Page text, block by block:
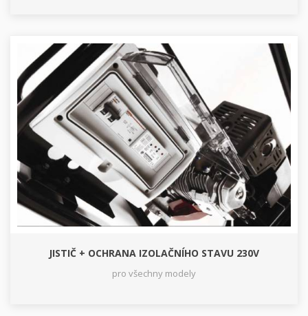
JISTIČ + OCHRANA IZOLAČNÍHO STAVU 230V
pro všechny modely